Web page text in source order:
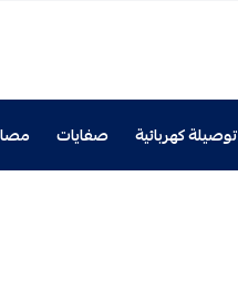
توصيلة كهربائية صفايات